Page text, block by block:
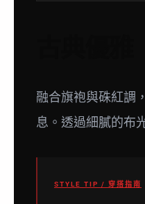
融合旗袍與硃紅調
息。透過細膩的布
STYLE TIP / 穿搭指南